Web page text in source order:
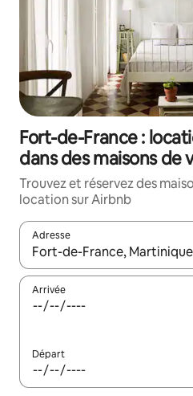
Fort-de-France :
dans des maisons de
Trouvez et réservez des
location sur Airbnb
Adresse
Lorsque les résultats
Arrivée
Départ